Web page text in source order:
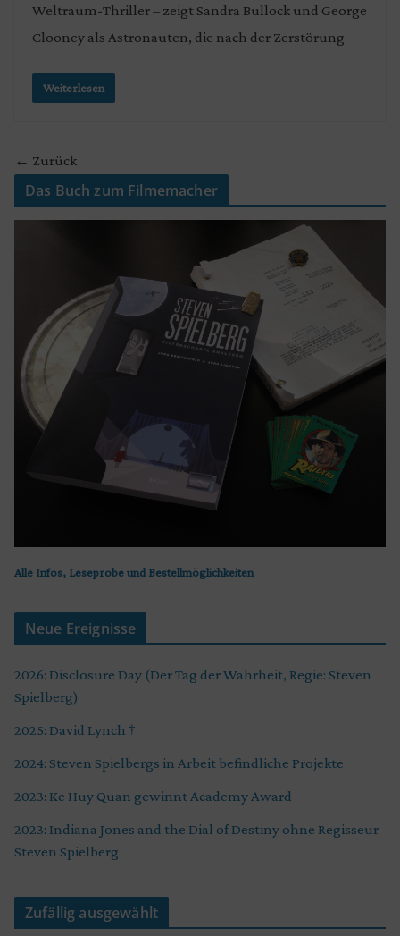
Weltraum-Thriller – zeigt Sandra Bullock und George
Clooney als Astronauten, die nach der Zerstörung
Weiterlesen
← Zurück
Das Buch zum Filmemacher
Alle Infos, Leseprobe und Bestellmöglichkeiten
Neue Ereignisse
2026: Disclosure Day (Der Tag der Wahrheit, Regie: Steven
Spielberg)
2025: David Lynch †
2024: Steven Spielbergs in Arbeit befindliche Projekte
2023: Ke Huy Quan gewinnt Academy Award
2023: Indiana Jones and the Dial of Destiny ohne Regisseur
Steven Spielberg
Zufällig ausgewählt